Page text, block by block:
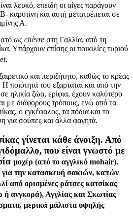
λευκό, επειδή οι αίγες παράγουν
καροτίνη και αυτή μετατρέπεται σε
Α.
ως chèvre στη Γαλλία, από τη
Υπάρχουν επίσης οι ποικιλίες τυριού
και περιζήτητο, καθώς το κρέας
Η ποιότητά του εξαρτάται και από την
ηλικία ζώα, ερίφια, έχουν καλύτερο
με διάφορους τρόπους, ενώ από τα
ο εγκέφαλος, τα πόδια και το
για σούπες και άλλα φαγητά.
γίνεται κάθε άνοιξη. Από
που είναι γνωστό με
μοχέρ (από το αγγλικό mohair).
για την κατασκευή σακιών, καπών
από ορισμένες ράτσες κατσίκας
ανγκορά), Αγγλίας και Σκωτίας
μερικά μάλιστα υψηλής